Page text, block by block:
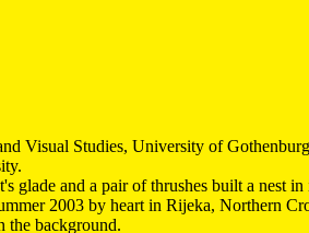
Visual Studies, University of
glade and a pair of thrushes built a nest
2003 by heart in Rijeka, Northern
the background.